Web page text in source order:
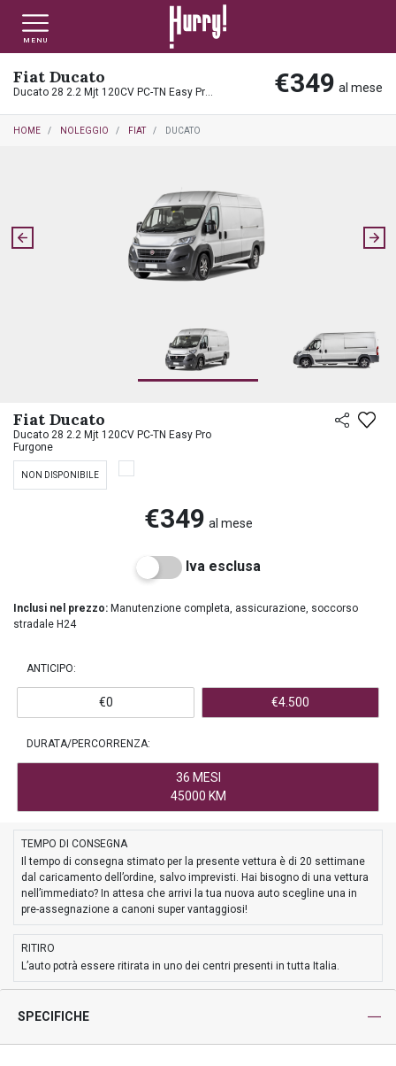
MENU
Fiat Ducato
Ducato 28 2.2 Mjt 120CV PC-TN Easy Pro Furgone €349 al mese
HOME NOLEGGIO FIAT DUCATO
Fiat Ducato
Ducato 28 2.2 Mjt 120CV PC-TN Easy Pro
Furgone
NON DISPONIBILE
€349 al mese
Iva esclusa
Inclusi nel prezzo: Manutenzione completa, assicurazione, soccorso
stradale H24
ANTICIPO:
€0 €4.500
DURATA/PERCORRENZA:
36 MESI
45000 KM
TEMPO DI CONSEGNA
Il tempo di consegna stimato per la presente vettura è di 20 settimane
dal caricamento dell’ordine, salvo imprevisti. Hai bisogno di una vettura
nell’immediato? In attesa che arrivi la tua nuova auto scegline una in
pre-assegnazione a canoni super vantaggiosi!
RITIRO
L’auto potrà essere ritirata in uno dei centri presenti in tutta Italia.
SPECIFICHE
NLT PRIVATI
NLT USATO PRIVATI
NLT NUOVO